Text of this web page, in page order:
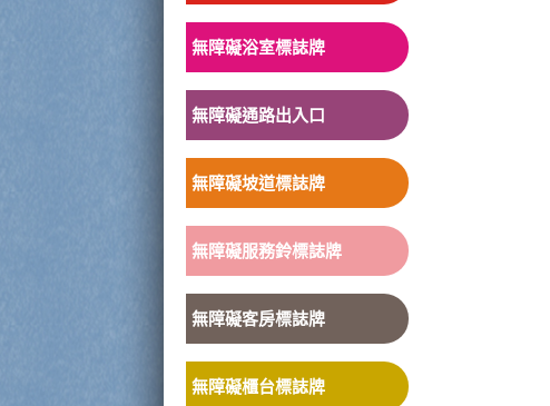
無障礙浴室標誌牌
無障礙通路出入口
無障礙坡道標誌牌
無障礙服務鈴標誌牌
無障礙客房標誌牌
無障礙櫃台標誌牌